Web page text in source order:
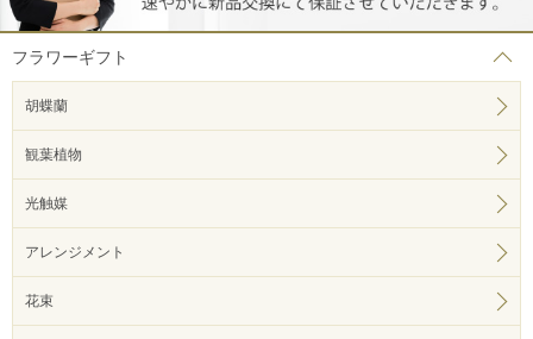
フラワーギフト
胡蝶蘭
観葉植物
光触媒
アレンジメント
花束